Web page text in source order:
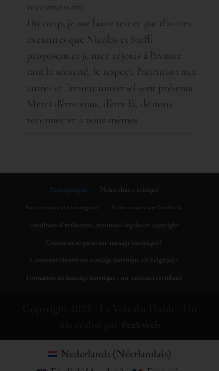
reconnaissant.
Du coup, je me laisse tenter par d'autres
aventures que Nicolas et Steffi
proposent et je m'en réjouis à l'avance
tant la sécurité, le respect, l'attention aux
autres et l'amour universel sont présents.
Merci d'être vous, d'être là, de nous
reconnecter à nous-mêmes
Témoignages
Notre charte éthique
Suivez nous sur instagram
Suivez nous sur facebook
condition d’utilisation, mentions légales et copyright
Comment se passe un massage tantrique ?
Comment choisir un massage tantrique en Belgique ?
Formation au massage tantrique : un parcours certifiant
Nederlands (Néerlandais)